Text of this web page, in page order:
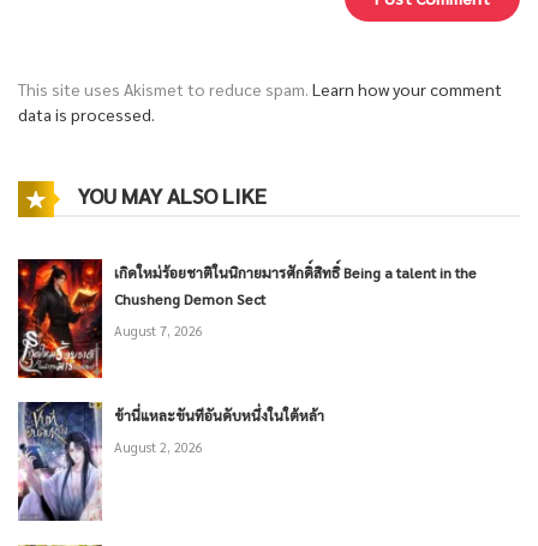
This site uses Akismet to reduce spam. Learn how your comment
data is processed.
YOU MAY ALSO LIKE
เกิดใหม่ร้อยชาติในนิกายมารศักดิ์สิทธิ์ Being a talent in the
Chusheng Demon Sect
August 7, 2026
ข้านี่แหละขันทีอันดับหนึ่งในใต้หล้า
August 2, 2026